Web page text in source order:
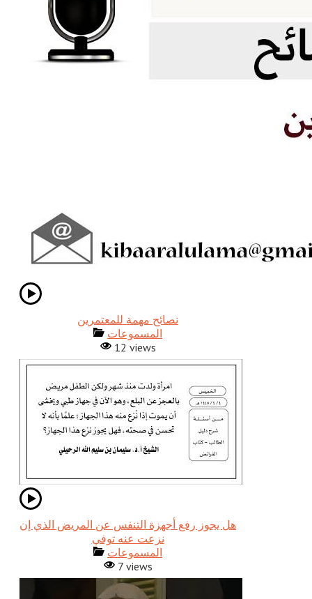
نصائح مهمة للمعتمرين
المسموعات
12 views
هل يجوز رفع أجهزة التنفس عن المريض الذي إن
نزعت عنه توفي
المسموعات
7 views